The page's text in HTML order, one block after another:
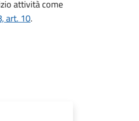
attivitàcome
art. 10.